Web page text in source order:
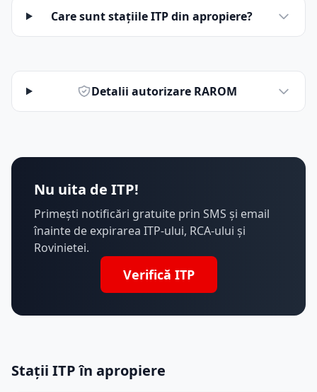
Care sunt stațiile ITP din apropiere?
Detalii autorizare RAROM
Nu uita de ITP!
Primești notificări gratuite prin SMS și email
înainte de expirarea ITP-ului, RCA-ului și
Rovinietei.
Verifică ITP
Stații ITP în apropiere